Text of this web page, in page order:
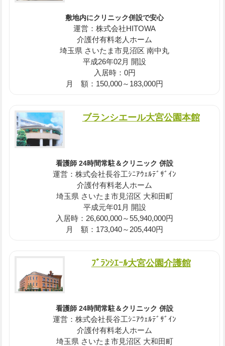
敷地内にクリニック併設で安心
運営：株式会社HITOWA
介護付有料老人ホーム
埼玉県 さいたま市見沼区 南中丸
平成26年02月 開設
入居時：0円
月 額：150,000～183,000円
ブランシエール大宮公園本館
看護師 24時間常駐＆クリニック 併設
運営：株式会社長谷工ｼﾆｱｳｪﾙﾃﾞｻﾞｲﾝ
介護付有料老人ホーム
埼玉県 さいたま市見沼区 大和田町
平成元年01月 開設
入居時：26,600,000～55,940,000円
月 額：173,040～205,440円
ﾌﾞﾗﾝｼｴｰﾙ大宮公園介護館
看護師 24時間常駐＆クリニック 併設
運営：株式会社長谷工ｼﾆｱｳｪﾙﾃﾞｻﾞｲﾝ
介護付有料老人ホーム
埼玉県 さいたま市見沼区 大和田町